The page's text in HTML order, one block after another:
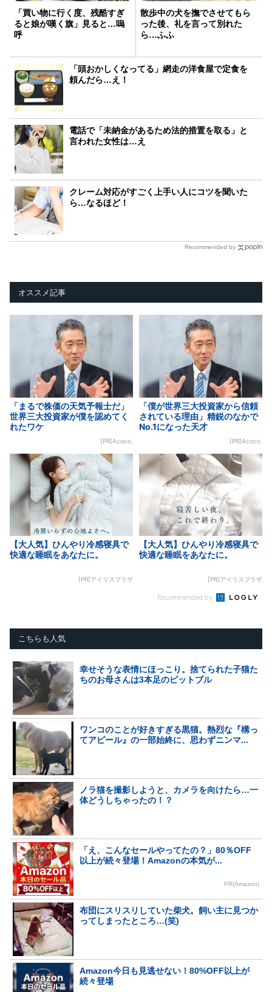
「買い物に行く度、残酷すぎ
ると娘が嘆く旗」見ると…嗚
呼
散歩中の犬を撫でさせてもら
った後、礼を言って別れた
ら…ふふ
「頭おかしくなってる」網走の洋食屋で定食を
頼んだら…え！
電話で「未納金があるため法的措置を取る」と
言われた女性は…え
クレーム対応がすごく上手い人にコツを聞いた
ら…なるほど！
Recommended by
オススメ記事
「まるで株価の天気予報士だ」
世界三大投資家が僕を認めてく
れたワケ
[PR]Acoco.
「僕が世界三大投資家から信頼
されている理由」精鋭のなかで
No.1になった天才
[PR]Acoco.
【大人気】ひんやり冷感寝具で
快適な睡眠をあなたに。
[PR]アイリスプラザ
【大人気】ひんやり冷感寝具で
快適な睡眠をあなたに。
[PR]アイリスプラザ
Recommended by
こちらも人気
幸せそうな表情にほっこり。捨てられた子猫た
ちのお母さんは3本足のピットブル
ワンコのことが好きすぎる黒猫。熱烈な『構っ
てアピール』の一部始終に、思わずニンマ...
ノラ猫を撮影しようと、カメラを向けたら…一
体どうしちゃったの！？
「え、こんなセールやってたの？」80％OFF
以上が続々登場！Amazonの本気が...
PR(Amazon)
布団にスリスリしていた柴犬。飼い主に見つか
ってしまったところ…(笑)
Amazon今日も見逃せない！80%OFF以上が
続々登場